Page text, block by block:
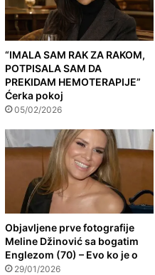
“IMALA SAM RAK ZA RAKOM,
POTPISALA SAM DA
PREKIDAM HEMOTERAPIJE”
Ćerka pokoj
05/02/2026
Objavljene prve fotografije
Meline Džinović sa bogatim
Englezom (70) – Evo ko je o
29/01/2026